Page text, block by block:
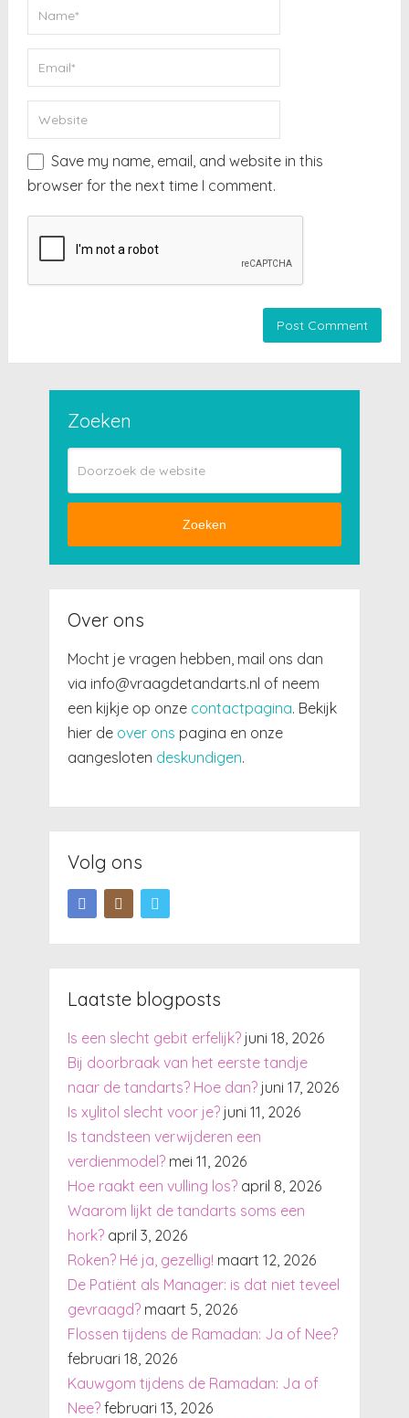
Save my name, email, and website in this
browser for the next time I comment.
Zoeken
Zoeken
Over ons
Mocht je vragen hebben, mail ons dan
via info@vraagdetandarts.nl of neem
een kijkje op onze contactpagina. Bekijk
hier de over ons pagina en onze
aangesloten deskundigen.
Volg ons
Laatste blogposts
Is een slecht gebit erfelijk? juni 18, 2026
Bij doorbraak van het eerste tandje
naar de tandarts? Hoe dan? juni 17, 2026
Is xylitol slecht voor je? juni 11, 2026
Is tandsteen verwijderen een
verdienmodel? mei 11, 2026
Hoe raakt een vulling los? april 8, 2026
Waarom lijkt de tandarts soms een
hork? april 3, 2026
Roken? Hé ja, gezellig! maart 12, 2026
De Patiënt als Manager: is dat niet teveel
gevraagd? maart 5, 2026
Flossen tijdens de Ramadan: Ja of Nee?
februari 18, 2026
Kauwgom tijdens de Ramadan: Ja of
Nee? februari 13, 2026